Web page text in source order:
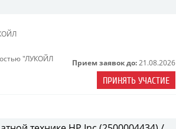
"ЛУКОЙЛ
Прием заявок до: 21.08.2026
ПРИНЯТЬ УЧАСТИЕ